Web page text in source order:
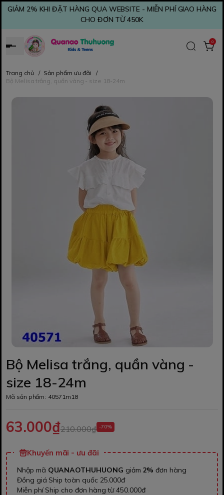
GIẢM 2% KHI ĐẶT HÀNG QUA WEBSITE - MIỄN PHÍ GIAO HÀNG
CHO ĐƠN TỪ 450K
0
Trang chủ / Sản phẩm ưu đãi
/
Bộ Melisa trắng, quần vàng - size 18-24m
Bộ Melisa trắng, quần vàng -
size 18-24m
Mã sản phẩm: 40571m18
63.000₫210.000₫ -70%
Khuyến mãi - ưu đãi
Nhập mã QUANAOTHUHUONG giảm 2% đơn hàng
Đồng giá Ship toàn quốc 25.000đ
Miễn phí Ship cho đơn hàng từ 450.000đ